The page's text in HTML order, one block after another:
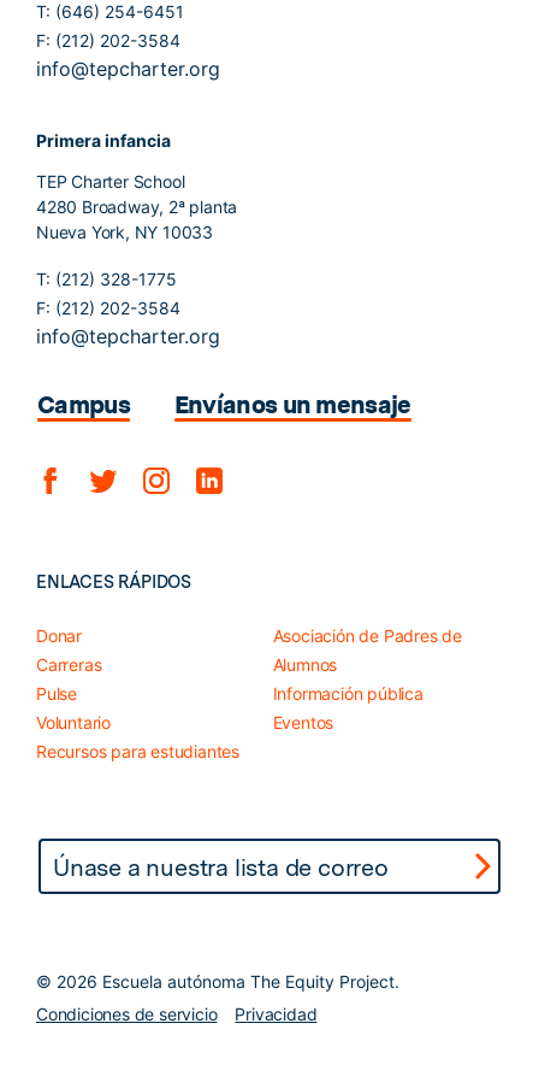
T: (646) 254-6451
F: (212) 202-3584
info@tepcharter.org
Primera infancia
TEP Charter School
4280 Broadway, 2ª planta
Nueva York, NY 10033
T: (212) 328-1775
F: (212) 202-3584
info@tepcharter.org
Campus Envíanos un mensaje
ENLACES RÁPIDOS
Donar
Carreras
Pulse
Voluntario
Recursos para estudiantes
Asociación de Padres de
Alumnos
Información pública
Eventos
© 2026 Escuela autónoma The Equity Project.
Condiciones de servicio
Privacidad